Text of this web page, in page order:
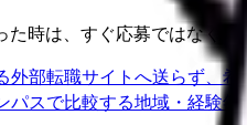
た時は、すぐ応募ではなく
外部転職サイトへ送らず、希
パスで比較する地域・経験年